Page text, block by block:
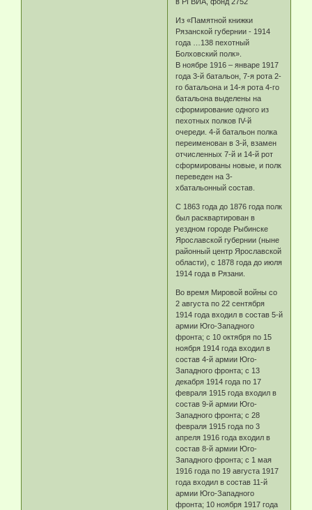
Из «Памятной книжки
Рязанской губернии - 1914
года …138 пехотный
Болховский полк».
В ноябре 1916 – январе 1917
года 3-й батальон, 7-я рота 2-
го батальона и 14-я рота 4-го
батальона выделены на
сформирование одного из
пехотных полков IV-й
очереди. 4-й батальон полка
переименован в 3-й, взамен
отчисленных 7-й и 14-й рот
сформированы новые, и полк
переведен на 3-
хбатальонный состав.
С 1863 года до 1876 года полк
был расквартирован в
уездном городе Рыбинске
Ярославской губернии (ныне
районный центр Ярославской
области), с 1878 года до июля
1914 года в Рязани.
Во время Мировой войны со
2 августа по 22 сентября
1914 года входил в состав 5-й
армии Юго-Западного
фронта; с 10 октября по 15
ноября 1914 года входил в
состав 4-й армии Юго-
Западного фронта; с 13
декабря 1914 года по 17
февраля 1915 года входил в
состав 9-й армии Юго-
Западного фронта; с 28
февраля 1915 года по 3
апреля 1916 года входил в
состав 8-й армии Юго-
Западного фронта; с 1 мая
1916 года по 19 августа 1917
года входил в состав 11-й
армии Юго-Западного
фронта; 10 ноября 1917 года